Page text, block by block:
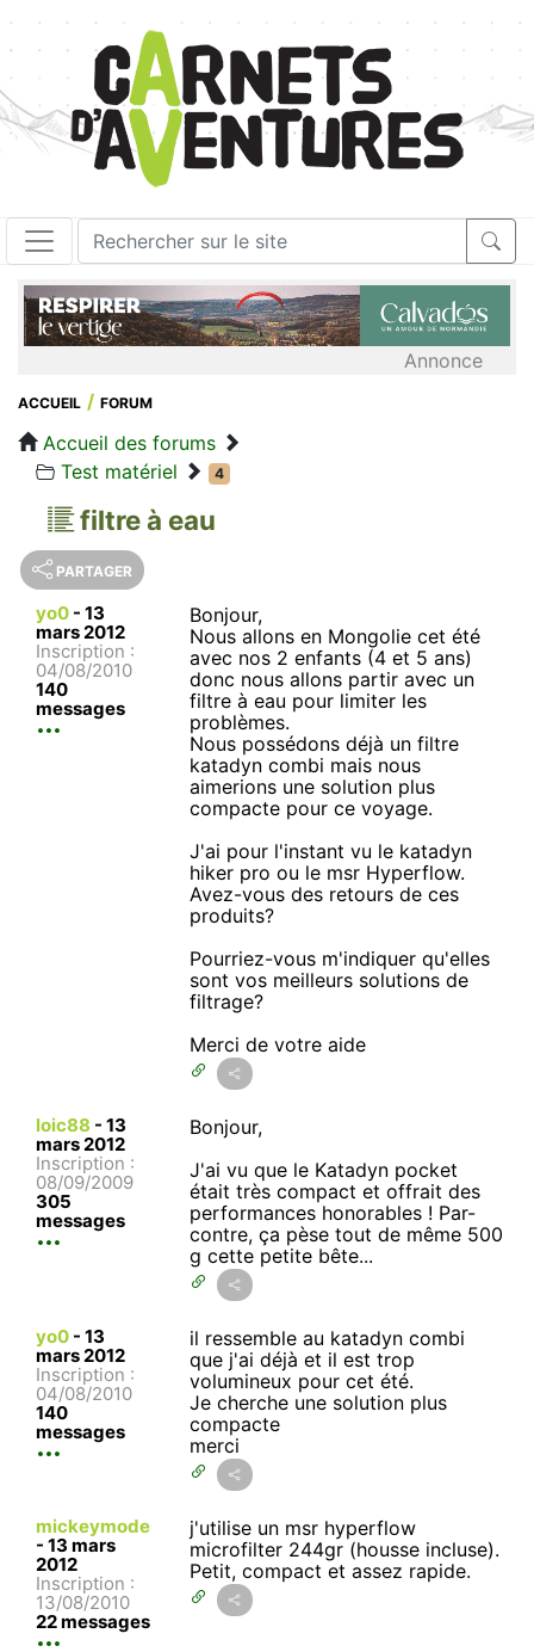
Annonce
ACCUEIL FORUM
Accueil des forums
Test matériel
4
filtre à eau
PARTAGER
yo0 - 13
mars 2012
Inscription :
04/08/2010
140
messages
Bonjour,
Nous allons en Mongolie cet été
avec nos 2 enfants (4 et 5 ans)
donc nous allons partir avec un
filtre à eau pour limiter les
problèmes.
Nous possédons déjà un filtre
katadyn combi mais nous
aimerions une solution plus
compacte pour ce voyage.
J'ai pour l'instant vu le katadyn
hiker pro ou le msr Hyperflow.
Avez-vous des retours de ces
produits?
Pourriez-vous m'indiquer qu'elles
sont vos meilleurs solutions de
filtrage?
Merci de votre aide
loic88 - 13
mars 2012
Inscription :
08/09/2009
305
messages
Bonjour,
J'ai vu que le Katadyn pocket
était très compact et offrait des
performances honorables ! Par-
contre, ça pèse tout de même 500
g cette petite bête...
yo0 - 13
mars 2012
Inscription :
04/08/2010
140
messages
il ressemble au katadyn combi
que j'ai déjà et il est trop
volumineux pour cet été.
Je cherche une solution plus
compacte
merci
mickeymode
- 13 mars
2012
Inscription :
13/08/2010
22 messages
j'utilise un msr hyperflow
microfilter 244gr (housse incluse).
Petit, compact et assez rapide.